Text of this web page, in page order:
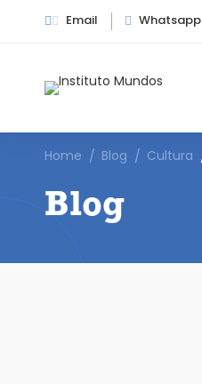
Email Whatsapp
Home Blog Cultura
Blog